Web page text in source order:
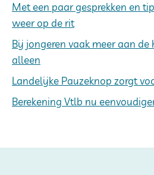
Met een paar gesprekken en
weer op de rit
Bij jongeren vaak meer aan
alleen
Landelijke Pauzeknop zorgt
Berekening Vtlb nu